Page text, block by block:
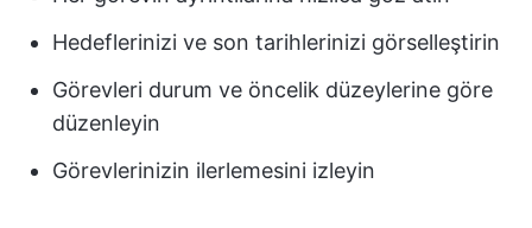
Hedeflerinizi ve son tarihlerinizi görselleştirin
Görevleri durum ve öncelik düzeylerine göre
düzenleyin
Görevlerinizin ilerlemesini izleyin